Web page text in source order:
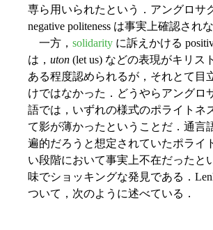
専ら用いられたという．アングロサ
negative politeness は事実上確認され
一方， solidarity に訴えかける
は， uton (let us) などの表現がキリス
ある程度認められるが，それとて目
けではなかった．どうやらアングロ
語では，いずれの様式のポライトネ
て影が薄かったということだ．通言
遍的だろうと想定されていたポライ
い段階において事実上不在だったと
味でショッキングな発見である．
ついて，次のように述べている．